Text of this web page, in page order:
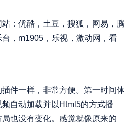
优酷，土豆，搜狐，网易，腾
，m1905，乐视，激动网，看
一样，非常方便。第一时间体
自动加载并以Html5的方式播
也没有变化。感觉就像原来的